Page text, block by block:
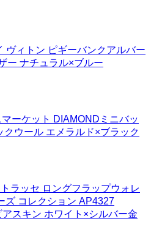
ヴィトン ピギーバンクアルバー
ー ナチュラル×ブルー
ーケット DIAMONDミニバッ
ウール エメラルド×ブラック
ラッセ ロングフラップウォレ
ズ コレクション AP4327
スキン ホワイト×シルバー金